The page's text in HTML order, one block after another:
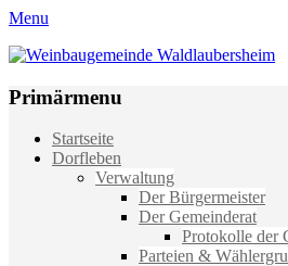
Menu
Weinbaugemeinde Waldlaubersheim
Primärmenu
Weiter
zum
Startseite
Dorfleben
Verwaltung
Der Bürgermeister
Der Gemeinderat
Protokolle der
Parteien &